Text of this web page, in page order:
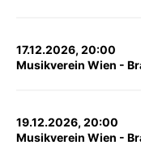
17.12.2026, 20:00
Musikverein Wien -
19.12.2026, 20:00
Musikverein Wien -